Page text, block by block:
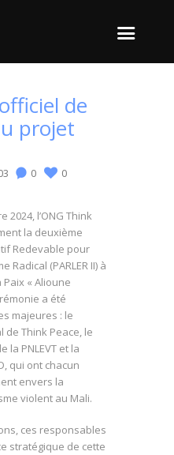
de
projet
0 0
2024, l’ONG Think
la deuxième
Redevable pour
Radical (PARLER II) à
Paix « Alioune
a été
majeures : le
Think Peace, le
la PNLEVT et la
qui ont chacun
envers la
violent au Mali.
ces responsables
stratégique de cette